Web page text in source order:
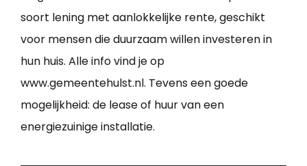
soort lening met aanlokkelijke rente, geschikt
voor mensen die duurzaam willen investeren in
hun huis. Alle info vind je op
www.gemeentehulst.nl. Tevens een goede
mogelijkheid: de lease of huur van een
energiezuinige installatie.